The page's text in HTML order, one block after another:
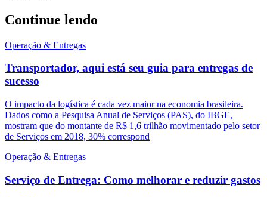
Continue lendo
Operação & Entregas
Transportador, aqui está seu guia para entregas de
sucesso
O impacto da logística é cada vez maior na economia brasileira.
Dados como a Pesquisa Anual de Serviços (PAS), do IBGE,
mostram que do montante de R$ 1,6 trilhão movimentado pelo setor
de Serviços em 2018, 30% correspond
Operação & Entregas
Serviço de Entrega: Como melhorar e reduzir gastos